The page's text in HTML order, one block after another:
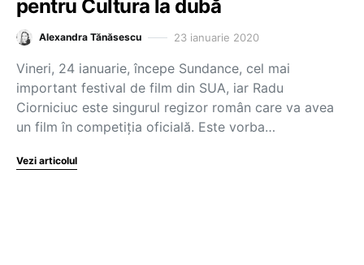
pentru Cultura la dubă
Alexandra Tănăsescu 23 ianuarie 2020
Vineri, 24 ianuarie, începe Sundance, cel mai
important festival de film din SUA, iar Radu
Ciorniciuc este singurul regizor român care va avea
un film în competiția oficială. Este vorba…
Vezi articolul